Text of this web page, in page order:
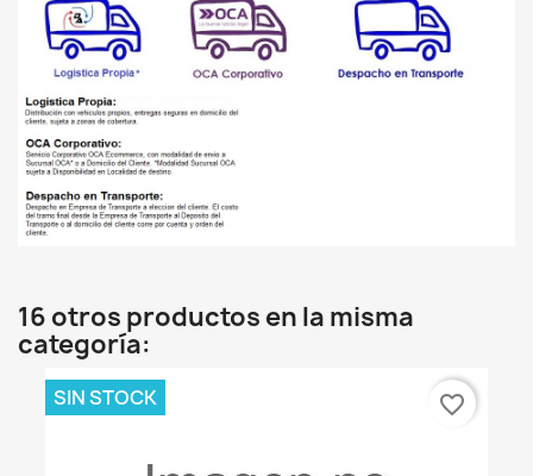
16 otros productos en la misma
categoría:
SIN STOCK favorite_border